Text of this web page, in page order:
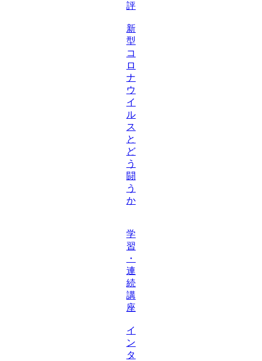
評
新
型
コ
ロ
ナ
ウ
イ
ル
ス
と
ど
う
闘
う
か
学
習
・
連
続
講
座
イ
ン
タ